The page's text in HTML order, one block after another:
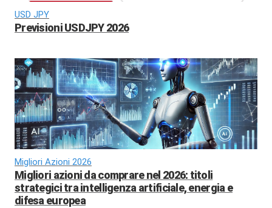
USD JPY
Previsioni USDJPY 2026
Migliori Azioni 2026
Migliori azioni da comprare nel 2026: titoli
strategici tra intelligenza artificiale, energia e
difesa europea